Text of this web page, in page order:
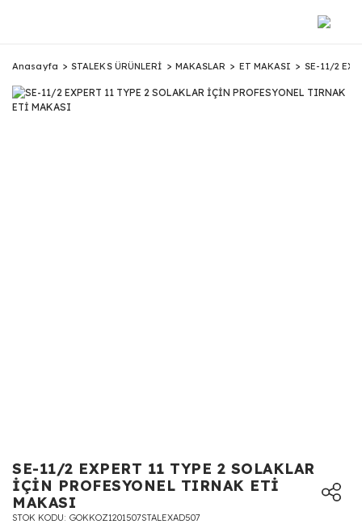
Anasayfa STALEKS ÜRÜNLERİ MAKASLAR ET MAKASI SE-11/2
SE-11/2 EXPERT 11 TYPE 2 SOLAKLAR
İÇİN PROFESYONEL TIRNAK ETİ
MAKASI
STOK KODU GOKKOZ1201507STALEXAD507